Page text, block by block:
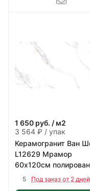
1 650 руб. / м2
3 564 ₽ / упак
Керамогранит Ван
L12629 Мрамор
60х120см
цвет белый с
5 Под заказ от 2 дней